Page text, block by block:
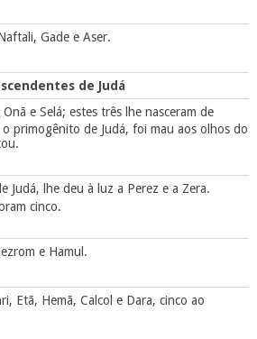
Gade e Aser.
de Judá
e Selá; estes três lhe nasceram de
o primogênito de Judá, foi mau aos olhos do
Judá, lhe deu à luz a Perez e a Zera.
cinco.
e Hamul.
Etã, Hemã, Calcol e Dara, cinco ao